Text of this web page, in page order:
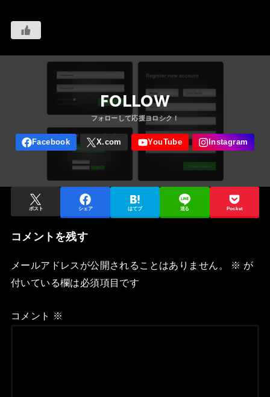
FOLLOW
ポスト シェア はてブ 送る Pocket
コメントを残す
メールアドレスが公開されることはありません。 ※ が
付いている欄は必須項目です
コメント ※